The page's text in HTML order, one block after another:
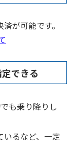
が可能です。
できる
も乗り降りし
いるなど、一定